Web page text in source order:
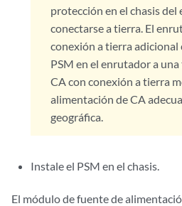
protección en el chasis
conectarse a tierra. El
conexión a tierra adicional
PSM en el enrutador a
CA con conexión a tierra
alimentación de CA
geográfica.
Instale el PSM en el chasis.
El módulo de fuente de